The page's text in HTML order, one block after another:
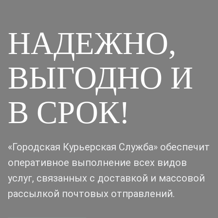
НАДЕЖНО,
ВЫГОДНО И
В СРОК!
«Городская Курьерская Служба» обеспечит
оперативное выполнение всех видов
услуг, связанных с доставкой и массовой
рассылкой почтовых отправлений.